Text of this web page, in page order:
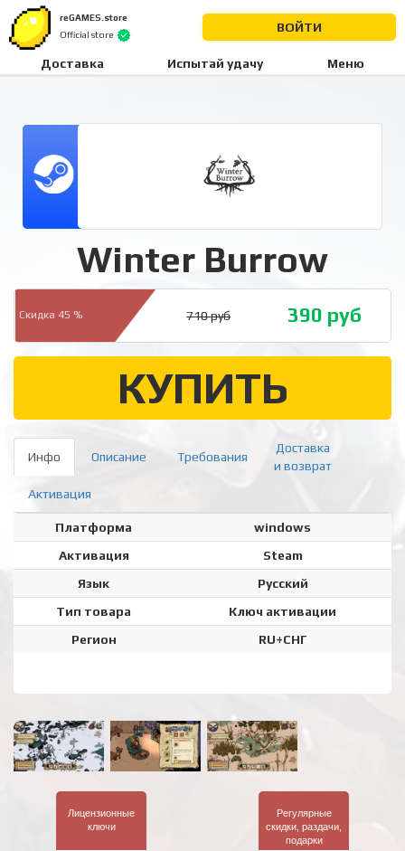
reGAMES.store
Official store
ВОЙТИ
Доставка Испытай удачу Меню
Winter Burrow
Скидка 45 % 710руб 390 руб
КУПИТЬ
Инфо Описание Требования
Доставка
и возврат
Активация
Платформа
windows
Активация
Steam
Язык
Русский
Тип товара
Ключ активации
Регион
RU+СНГ
Лицензионные
ключи
Регулярные
скидки, раздачи,
подарки